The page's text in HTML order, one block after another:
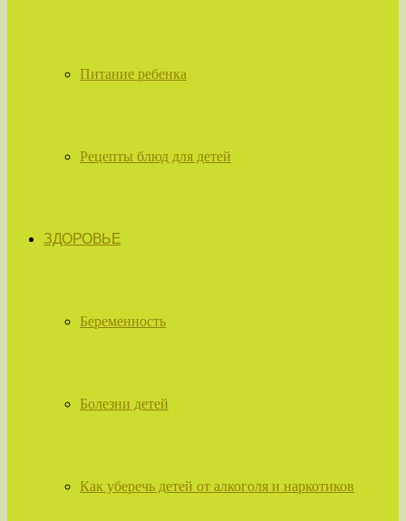
Питание ребенка
Рецепты блюд для детей
ЗДОРОВЬЕ
Беременность
Болезни детей
Как уберечь детей от алкоголя и наркотиков